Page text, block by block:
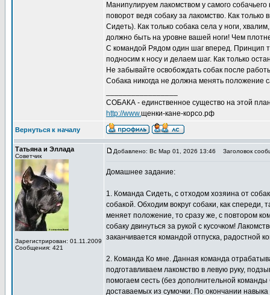
Манипулируем лакомством у самого
поворот ведя собаку за лакомство. Как
Сидеть). Как только собака села у ноги,
должно быть на уровне вашей ноги! Чем
С командой Рядом один шаг вперед. Принцип
подносим к носу и делаем шаг. Как только
Не забывайте освобождать собак после
Собака никогда не должна менять положение
СОБАКА - единственное существо на этой
http://www.щенки-кане-корсо.рф
Вернуться к началу
Татьяна и Эллада
Советчик
Зарегистрирован: 01.11.2009
Сообщения: 421
Добавлено: Вс Мар 01, 2026 13:46 Заголовок
Домашнее задание:
1. Команда Сидеть, с отходом хозяина от
собакой. Обходим вокруг собаки, как спереди,
меняет положение, то сразу же, с повтором
собаку двинуться за рукой с кусочком!
заканчивается командой отпуска, радостной
2. Команда Ко мне. Данная команда
подготавливаем лакомство в левую руку,
помогаем сесть (без дополнительной
доставаемых из сумочки. По окончании